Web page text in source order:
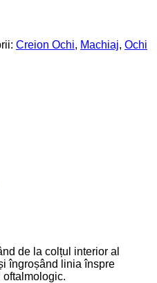
Creion Ochi, Machiaj, Ochi
de la colțul interior al
îngroșând linia înspre
oftalmologic.